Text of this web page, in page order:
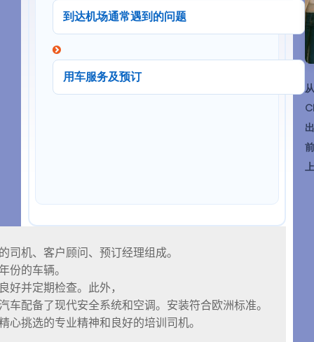
到达机场通常遇到的问题
用车服务及预订
从
司机、客户顾问、预订经理组成。
份的车辆。
好并定期检查。此外，
车配备了现代安全系统和空调。安装符合欧洲标准。
心挑选的专业精神和良好的培训司机。